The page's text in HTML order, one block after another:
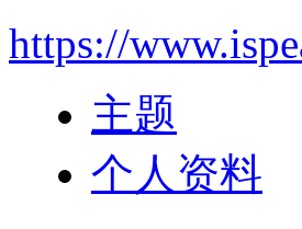
https://
主题
个人资料